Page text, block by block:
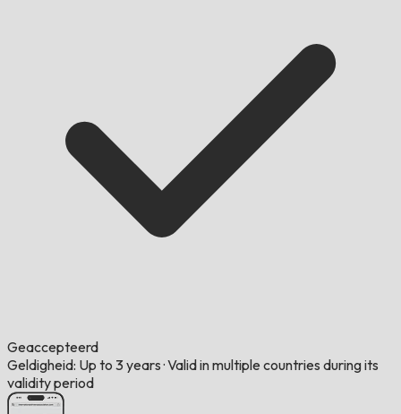
Geaccepteerd
Geldigheid: Up to 3 years ·Valid in multiple countries during its
validity period